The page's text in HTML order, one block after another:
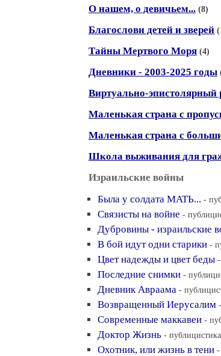
О нашем, о девичьем... (8)
Благослови детей и зверей
Тайны Мертвого Моря (4)
Дневники - 2003-2025 годы
Виртуально-эпистолярный
Маленькая страна с
Маленькая страна с
Школа выживания для
Израильские войны
Была у солдата МАТЬ... -
Связисты на войне -
Дубровины - израильские
В бой идут одни старики -
Цвет надежды и цвет беды
Последние снимки -
Дневник Авраама -
Возвращенный Иерусалим
Современные маккавеи -
Доктор Жизнь -
Охотник, или жизнь в тени -